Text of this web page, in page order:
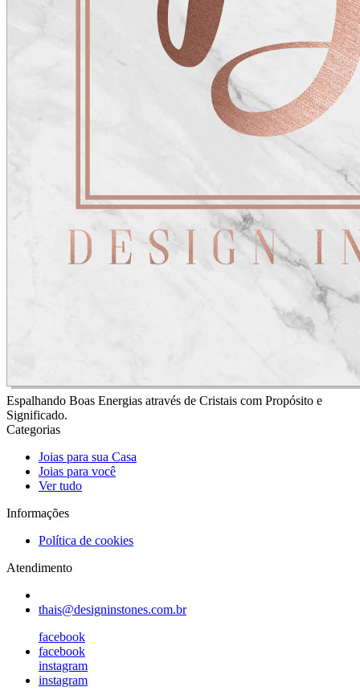
Espalhando Boas Energias através de Cristais com Propósito e
Significado.
Categorias
Joias para sua Casa
Joias para você
Ver tudo
Informações
Política de cookies
Atendimento
thais@designinstones.com.br
facebook
facebook
instagram
instagram